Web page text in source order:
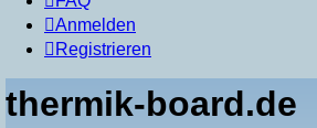
Anmelden
Registrieren
thermik-board.de